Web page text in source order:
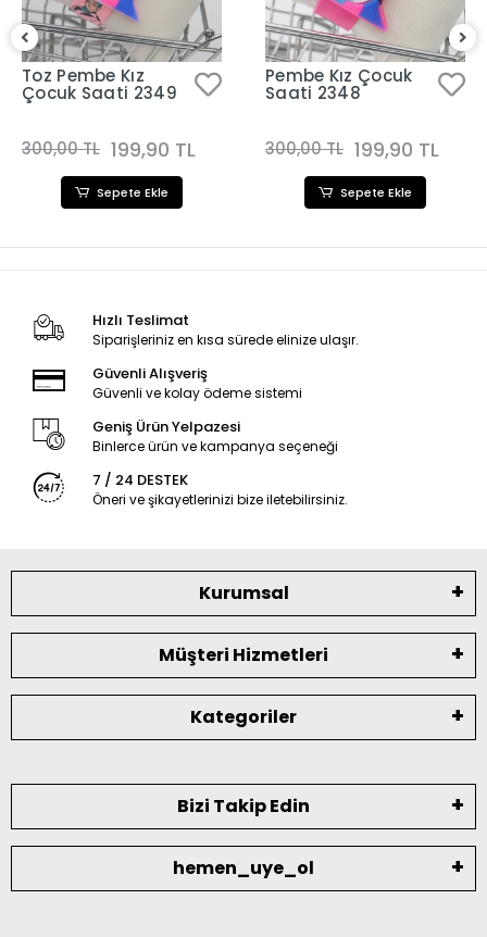
Toz Pembe Kız
Çocuk Saati 2349
300,00 TL 199,90 TL
Sepete Ekle
Pembe Kız Çocuk
Saati 2348
300,00 TL 199,90 TL
Sepete Ekle
Hızlı Teslimat
Siparişleriniz en kısa sürede elinize ulaşır.
Güvenli Alışveriş
Güvenli ve kolay ödeme sistemi
Geniş Ürün Yelpazesi
Binlerce ürün ve kampanya seçeneği
7 / 24 DESTEK
Öneri ve şikayetlerinizi bize iletebilirsiniz.
Kurumsal
Müşteri Hizmetleri
Kategoriler
Bizi Takip Edin
hemen_uye_ol